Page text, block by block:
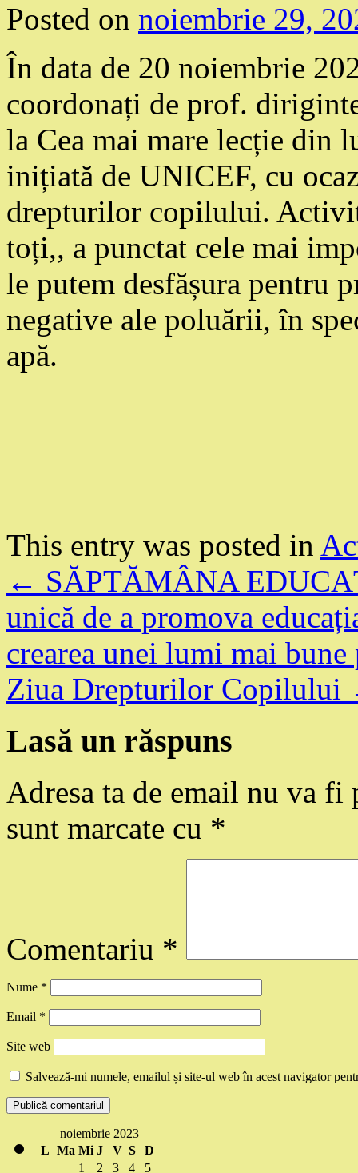
Posted on noiembrie 29,
În data de 20 noiembrie
coordonați de prof.
la Cea mai mare lecție din
inițiată de UNICEF, cu
drepturilor copilului.
toți,, a punctat cele mai
le putem desfășura pentru
negative ale poluării, în
apă.
This entry was posted in
← SĂPTĂMÂNA
unică de a promova
crearea unei lumi mai
Ziua Drepturilor Copilului
Lasă un răspuns
Adresa ta de email nu va fi
sunt marcate cu *
Comentariu *
Nume *
Email *
Site web
Salvează-mi numele, emailul și site-ul web în acest navigator
noiembrie 2023
L Ma Mi J V S
D
1
2 3 4 5